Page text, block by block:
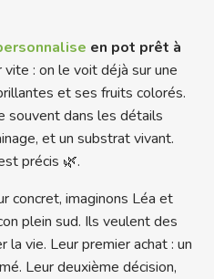
en pot prêt à
vite : on le voit déjà sur une
et ses fruits colorés.
souvent dans les détails
et un substrat vivant.
précis 🌿.
concret, imaginons Léa et
plein sud. Ils veulent des
la vie. Leur premier achat : un
Leur deuxième décision,